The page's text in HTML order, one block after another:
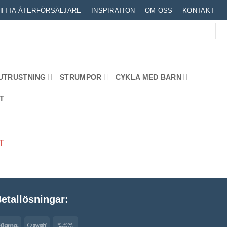
ÅTERFÖRSÄLJARE INSPIRATION OM OSS KONTAKT
STRUMPOR CYKLA MED BARN
Klarna Swish